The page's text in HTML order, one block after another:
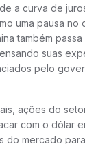
a curva de
uma pausa no
também
suas
pelo
ações do
com o dólar
do mercado